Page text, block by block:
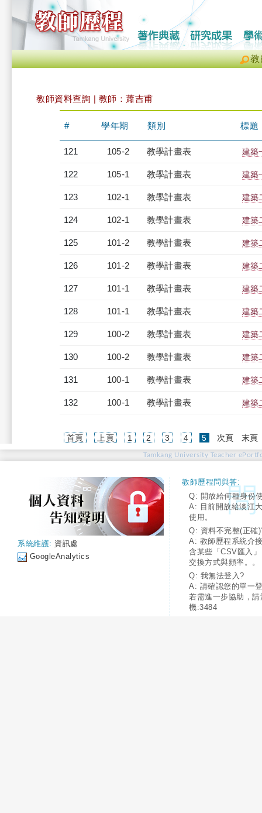
教
教師資料查詢 | 教師：蕭吉甫
# 學年期 類別 標題
121 105-2 教學計畫表 建築
122 105-1 教學計畫表 建築
123 102-1 教學計畫表 建築
124 102-1 教學計畫表 建築
125 101-2 教學計畫表 建築
126 101-2 教學計畫表 建築
127 101-1 教學計畫表 建築
128 101-1 教學計畫表 建築
129 100-2 教學計畫表 建築
130 100-2 教學計畫表 建築
131 100-1 教學計畫表 建築
132 100-1 教學計畫表 建築
首頁 上頁 1 2 3 4 5(current)
次頁 末頁
Tamkang University Teacher
系統維護: 資訊處
GoogleAnalytics
教師歷程問與答:
Q: 開放給何種身份
A: 目前開放給淡江
使用。
Q: 資料不完整(正確
A: 教師歷程系統介
含某些「CSV匯入
交換方式與頻率。。
Q: 我無法登入?
A: 請確認您的單一
若需進一步協助，
機:3484